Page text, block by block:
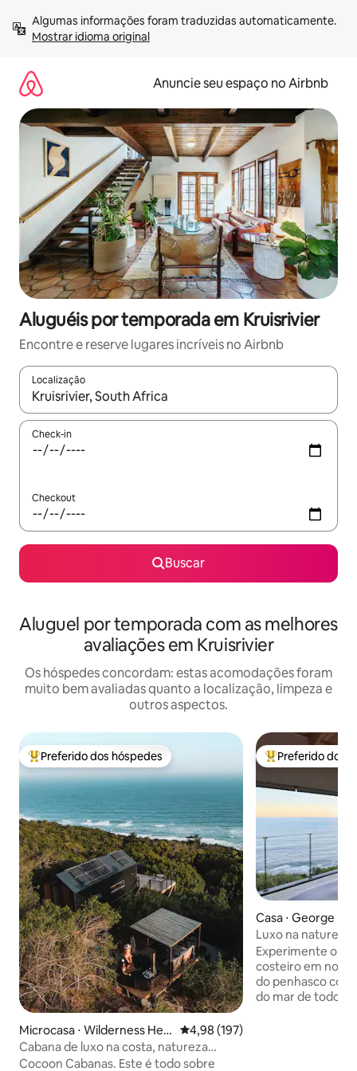
para
Mostrar idioma original
Anuncie seu espaço no Airbnb
Aluguéis por temporada em Kruisrivier
Encontre e reserve lugares incríveis no Airbnb
Localização
Quando os resultados estiverem disponíveis, explore-os
Check-in
Checkout
Buscar
Aluguel por temporada com as melhores
avaliações em Kruisrivier
Os hóspedes concordam: estas acomodações foram
muito bem avaliadas quanto a localização, limpeza e
outros aspectos.
Entre os melhores preferidos dos hóspedes
Preferido dos hóspedes
Microcasa ⋅ Wilderness Heig
hts
4,98 de uma avaliação média de
4,98 (197)
Cabana de luxo na costa, natureza
selvagem
Cocoon Cabanas. Este é todo sobre
Entre os
Preferido dos
Casa ⋅ George
Luxo na natureza.
infinitas para o
Experimente o
costeiro em
do penhasco
do mar de todos